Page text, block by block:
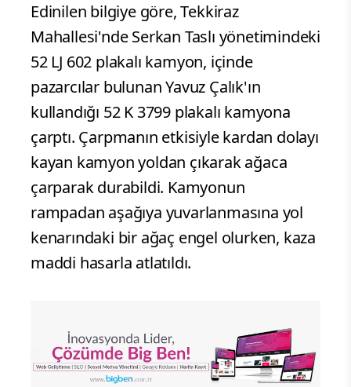
Edinilen bilgiye göre, Tekkiraz
Mahallesi'nde Serkan Taslı yönetimindeki
52 LJ 602 plakalı kamyon, içinde
pazarcılar bulunan Yavuz Çalık'ın
kullandığı 52 K 3799 plakalı kamyona
çarptı. Çarpmanın etkisiyle kardan dolayı
kayan kamyon yoldan çıkarak ağaca
çarparak durabildi. Kamyonun
rampadan aşağıya yuvarlanmasına yol
kenarındaki bir ağaç engel olurken, kaza
maddi hasarla atlatıldı.